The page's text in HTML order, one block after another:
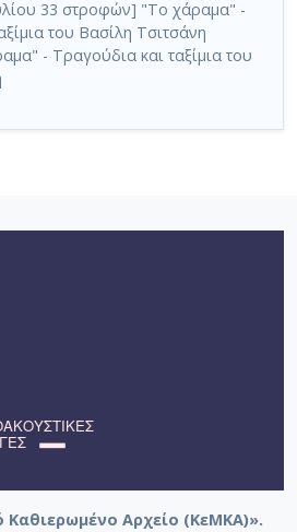
33 στροφών] "Το χάραμα" -
του Βασίλη Τσιτσάνη
- Τραγούδια και ταξίμια του
Καθιερωμένο Αρχείο (ΚεΜΚΑ)».